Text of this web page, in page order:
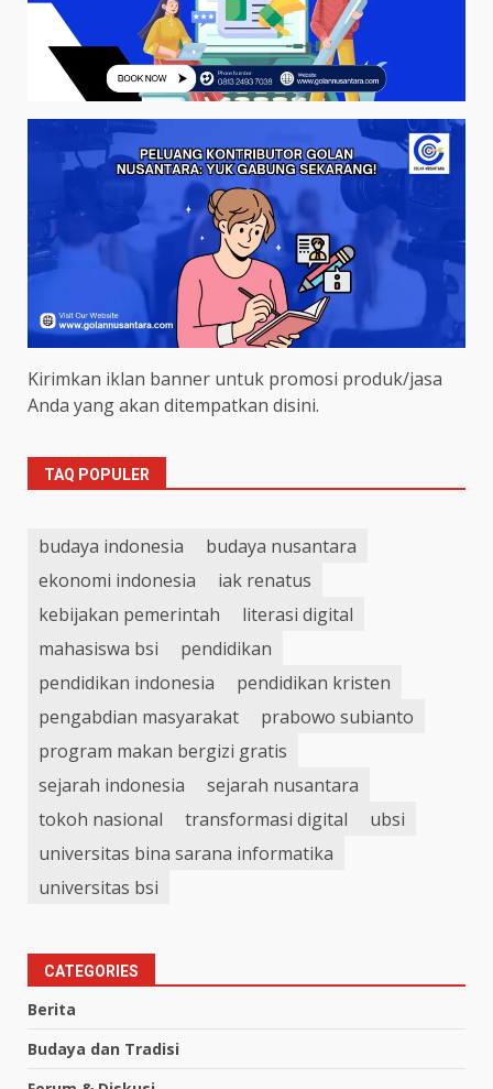
Kirimkan iklan banner untuk promosi produk/jasa
Anda yang akan ditempatkan disini.
TAQ POPULER
budaya indonesia
budaya nusantara
ekonomi indonesia
iak renatus
kebijakan pemerintah
literasi digital
mahasiswa bsi
pendidikan
pendidikan indonesia
pendidikan kristen
pengabdian masyarakat
prabowo subianto
program makan bergizi gratis
sejarah indonesia
sejarah nusantara
tokoh nasional
transformasi digital
ubsi
universitas bina sarana informatika
universitas bsi
CATEGORIES
Berita
Budaya dan Tradisi